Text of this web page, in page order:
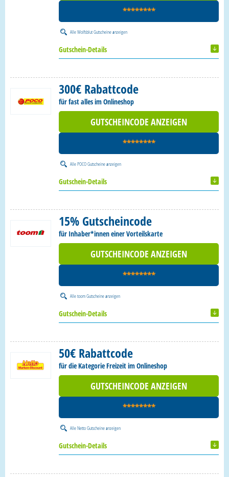
********
AlleWolfsblut Gutscheineanzeigen
Gutschein-Details
300€ Rabattcode
für fast alles im Onlineshop
GUTSCHEINCODE ANZEIGEN
********
AllePOCO Gutscheineanzeigen
Gutschein-Details
15% Gutscheincode
für Inhaber*innen einer Vorteilskarte
GUTSCHEINCODE ANZEIGEN
********
Alletoom Gutscheineanzeigen
Gutschein-Details
50€ Rabattcode
für die Kategorie Freizeit im Onlineshop
GUTSCHEINCODE ANZEIGEN
********
AlleNetto Gutscheineanzeigen
Gutschein-Details